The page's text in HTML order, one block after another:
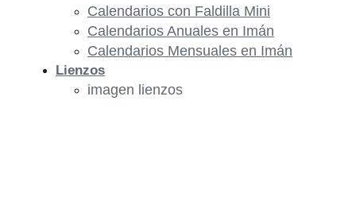
Calendarios con Faldilla Mini
Calendarios Anuales en Imán
Calendarios Mensuales en Imán
Lienzos
imagen lienzos